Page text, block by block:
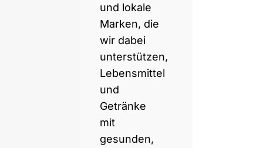
und lokale
Marken, die
wir dabei
unterstützen,
Lebensmittel
und
Getränke
mit
gesunden,